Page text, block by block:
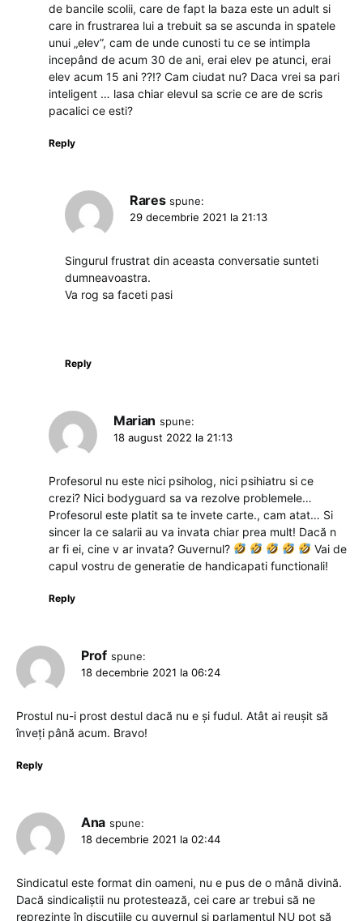
de bancile scolii, care de fapt la baza este un adult si
care in frustrarea lui a trebuit sa se ascunda in spatele
unui „elev”, cam de unde cunosti tu ce se intimpla
incepând de acum 30 de ani, erai elev pe atunci, erai
elev acum 15 ani ??!? Cam ciudat nu? Daca vrei sa pari
inteligent … lasa chiar elevul sa scrie ce are de scris
pacalici ce esti?
Reply
Rares spune:
29 decembrie 2021 la 21:13
Singurul frustrat din aceasta conversatie sunteti
dumneavoastra.
Va rog sa faceti pasi
Reply
Marian spune:
18 august 2022 la 21:13
Profesorul nu este nici psiholog, nici psihiatru si ce
crezi? Nici bodyguard sa va rezolve problemele…
Profesorul este platit sa te invete carte., cam atat… Si
sincer la ce salarii au va invata chiar prea mult! Dacă n
ar fi ei, cine v ar invata? Guvernul?
Vai de
capul vostru de generatie de handicapati functionali!
Reply
Prof spune:
18 decembrie 2021 la 06:24
Prostul nu-i prost destul dacă nu e și fudul. Atât ai reușit să
înveți până acum. Bravo!
Reply
Ana spune:
18 decembrie 2021 la 02:44
Sindicatul este format din oameni, nu e pus de o mână divină.
Dacă sindicaliștii nu protestează, cei care ar trebui să ne
reprezinte în discuțiile cu guvernul și parlamentul NU pot să